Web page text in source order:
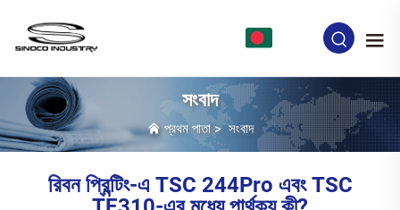
সংবাদ
প্রথম পাতা>সংবাদ
রিবন প্রিন্টিং-এ TSC 244Pro এবং TSC